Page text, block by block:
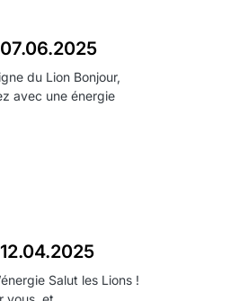
du Lion Bonjour,
avec une énergie
Salut les Lions !